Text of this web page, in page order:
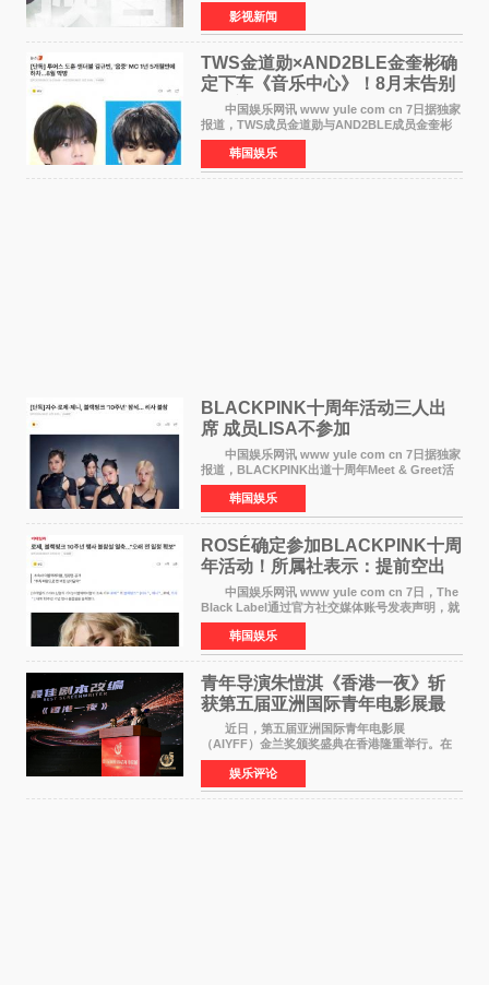
·麦克格雷格领衔主演的2026暑期惊悚冒险大片
《逃出绝
影视新闻
TWS金道勋×AND2BLE金奎彬确
定下车《音乐中心》！8月末告别
MC席位
中国娱乐网讯 www yule com cn 7日据独家
报道，TWS成员金道勋与AND2BLE成员金奎彬
将于8月离开《音乐中心》MC的位置。 金道
勋与金奎彬于去年3月与H2H A-NA一起被选为
《音乐中心》MC，约1
韩国娱乐
BLACKPINK十周年活动三人出
席 成员LISA不参加
中国娱乐网讯 www yule com cn 7日据独家
报道，BLACKPINK出道十周年Meet & Greet活
动将由智秀、ROS&Eacute;、JENNIE出席，
LISA将缺席。 此前BLACKPINK所属社YG并
未为组合出道十周年做
韩国娱乐
ROSÉ确定参加BLACKPINK十周
年活动！所属社表示：提前空出
了时间
中国娱乐网讯 www yule com cn 7日，The
Black Label通过官方社交媒体账号发表声明，就
近期网络上关于ROS&Eacute;个人行程及是否参
加BLACKPINK出道纪念活动的种种猜测作出正
式回应。 Th
韩国娱乐
青年导演朱愷淇《香港一夜》斩
获第五届亚洲国际青年电影展最
佳剧本改编奖
近日，第五届亚洲国际青年电影展
（AIYFF）金兰奖颁奖盛典在香港隆重举行。在
这场汇聚数百位海内外电影人、文化界人士及媒
体代表的亚洲青年影视盛会上，香港本土电影
《香港一夜》（Dawn in Ho
娱乐评论